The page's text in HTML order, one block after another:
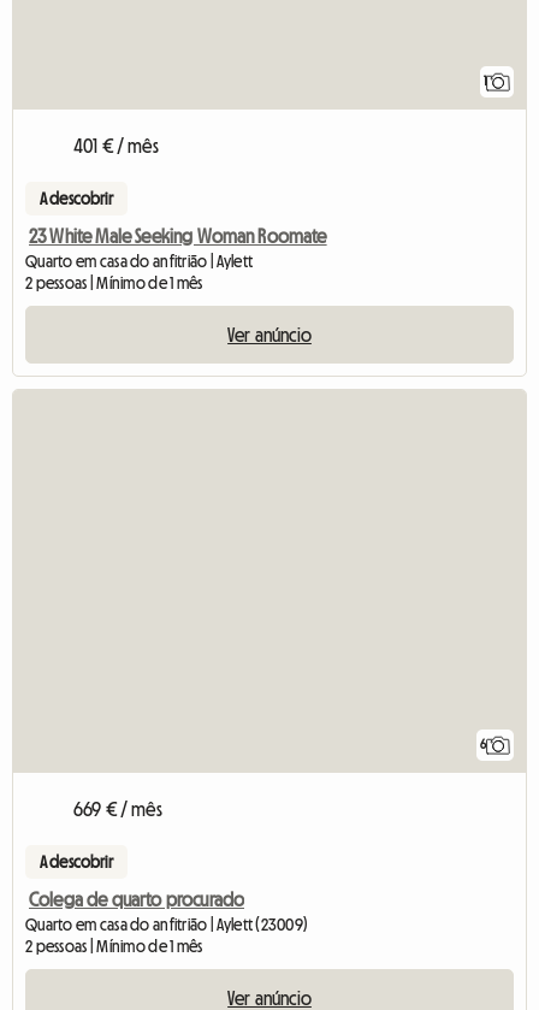
1
401 € / mês
A descobrir
23 White Male Seeking Woman Roomate
Quarto em casa do anfitrião | Aylett
2 pessoas | Mínimo de 1 mês
Ver anúncio
6
669 € / mês
A descobrir
Colega de quarto procurado
Quarto em casa do anfitrião | Aylett (23009)
2 pessoas | Mínimo de 1 mês
Ver anúncio